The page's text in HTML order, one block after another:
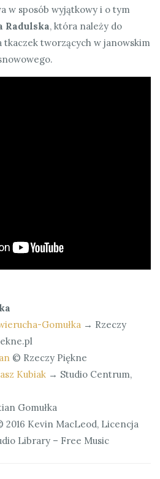
w sposób wyjątkowy i o tym
Radulska, która należy do
tkaczek tworzących w janowskim
Gomułka → Rzeczy
© Rzeczy Piękne
Kubiak → Studio Centrum,
Gomułka
2016 Kevin MacLeod, Licencja
Library – Free Music